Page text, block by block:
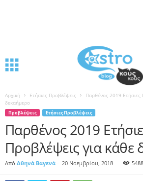
Αρχική Ετήσιες Προβλέψεις
Παρθένος 2019 Ετήσιες
δεκαήμερο
Προβλέψεις Ετήσιες Προβλέψεις
Παρθένος 2019
Προβλέψεις για κάθε
Από Αθηνά Βαγενά - 20 Νοεμβρίου, 2018 5488